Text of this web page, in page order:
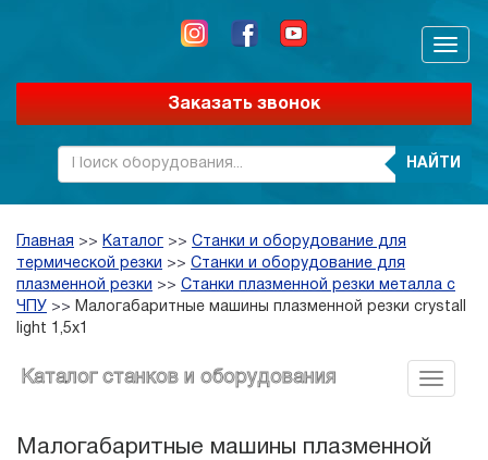
Заказать звонок
НАЙТИ
Главная >> Каталог >> Станки и оборудование для
термической резки >> Станки и оборудование для
плазменной резки >> Станки плазменной резки металла с
ЧПУ >> Малогабаритные машины плазменной резки crystall
light 1,5х1
Каталог станков и оборудования
Малогабаритные машины плазменной